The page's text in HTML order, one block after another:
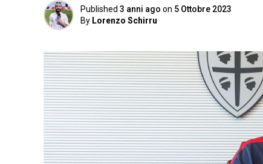
Published 3 anni ago on 5 Ottobre 2023
By Lorenzo Schirru